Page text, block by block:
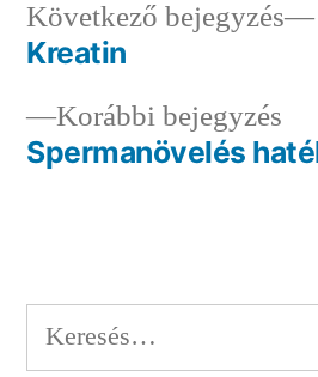
Bejegyzés
navigáció
Korábbi bejegyzés
Spermanövelés
Következő bejegyzés
Kreatin
Keresés: